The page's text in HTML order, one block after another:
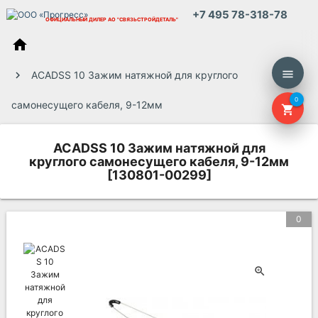
ОФИЦИАЛЬНЫЙ ДИЛЕР АО "СВЯЗЬСТРОЙДЕТАЛЬ" +7 495 78-318-78
menu
shopping_cart
0
home
ACADSS 10 Зажим натяжной для круглого
самонесущего кабеля, 9-12мм
ACADSS 10 Зажим натяжной для
круглого самонесущего кабеля, 9-12мм
[130801-00299]
0